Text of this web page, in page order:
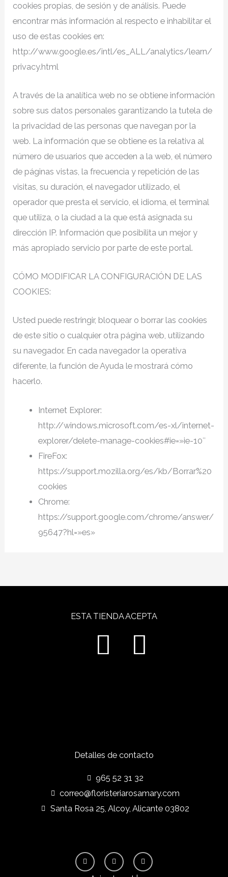
cookies propias, de sesión y de análisis. Puede
encontrar más información al respecto e inhabilitar el
uso de estas cookies en:
http://www.google.es/intl/es_ALL/analytics/learn/
privacy.html
A través de la analítica web no se obtiene información
sobre sus datos personales garantizando la tutela de
la privacidad de las personas que navegan por la
web. La información que se obtiene es la relativa al
número de usuarios que acceden a la web, el número
de páginas vistas, la frecuencia y repetición de las
visitas, su duración, el navegador utilizado, el
operador que presta el servicio, el idioma, el terminal
que utiliza, o la ciudad a la que está asignada su
dirección IP. Información que posibilita un mejor y
más apropiado servicio por parte de este portal.
CÓMO MODIFICAR LA CONFIGURACIÓN DE LAS
COOKIES:
Usted puede restringir, bloquear o borrar las cookies
de este sitio o cualquier otra página web, utilizando
su navegador. En cada navegador la operativa
diferente, la función de Ayuda le mostrará cómo
hacerlo.
Internet Explorer:
http://windows.microsoft.com/es-xl/internet-
explorer/delete-manage-cookies#ie=»ie-10″
FireFox:
https://support.mozilla.org/es/kb/Borrar%20
cookies
Chrome:
https://support.google.com/chrome/answer/
95647?hl=»es»
Detalles de contacto
965 52 31 32
correo@floristeriarosamary.com
Santa Rosa 25, Alcoy, Alicante 03802
ESTA TIENDA ACEPTA
F
a
c
I
n
s
Y
o
u